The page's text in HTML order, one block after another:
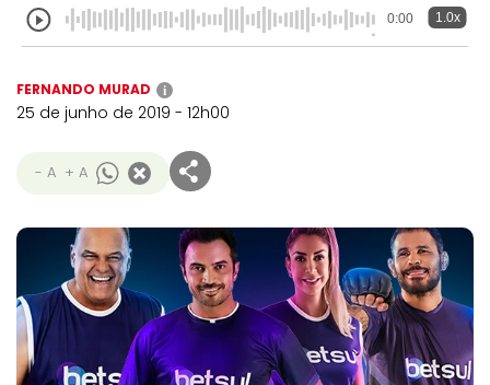
0:00 1.0x
FERNANDO MURAD i
25 de junho de 2019 - 12h00
- A + A